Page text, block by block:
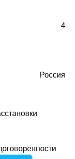
4
Россия
ренности